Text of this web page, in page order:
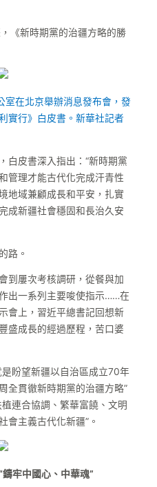
《新時期黨的治疆方略的勝
室在北京舉辦消息發布會，發
實行》白皮書。新華社記者
白皮書深入指出：“新時期黨
管理才能古代化完成汗青性
地域兼顧成長和平安，扎實
成新疆社會穩固和長治久安
路。
到屢次考核調研，從餐與加
出一系列主要唆使指示……在
會上，習近平總書記回想新
盛成長的經過歷程，苦口婆
盼望新疆以自治區成立70年
全貫徹新時期黨的治疆方略”
連合協調、繁華富饒、文明
會主義古代化新疆”。
牢中國心、中華魂”